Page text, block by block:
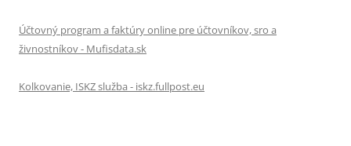
Účtovný program a faktúry online pre účtovníkov, sro a
živnostníkov - Mufisdata.sk
Kolkovanie, ISKZ služba - iskz.fullpost.eu